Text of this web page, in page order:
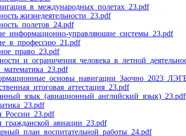
жизнедеятельности_23.pdf
управляющие_системы_23.pdf